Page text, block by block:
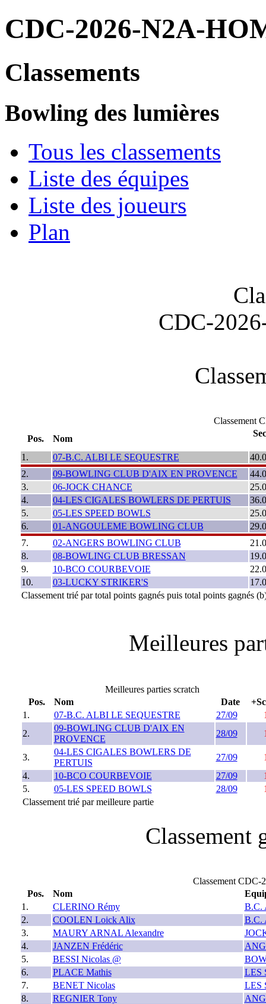
CDC-2026-N2A-
Classements
Bowling des lumières
Tous les classements
Liste des équipes
Liste des joueurs
Plan
CDC-
Classement
Pos.
Nom
1.
07-B.C. ALBI LE SEQUESTRE
40.0
2.
09-BOWLING CLUB D'AIX EN PROVENCE
44.0
3.
06-JOCK CHANCE
25.0
4.
04-LES CIGALES BOWLERS DE PERTUIS
36.0
5.
05-LES SPEED BOWLS
25.0
6.
01-ANGOULEME BOWLING CLUB
29.0
7.
02-ANGERS BOWLING CLUB
21.0
8.
08-BOWLING CLUB BRESSAN
19.0
9.
10-BCO COURBEVOIE
22.0
10.
03-LUCKY STRIKER'S
17.0
Classement trié par total points gagnés puis total points gagnés
Meilleures
Meilleures parties scratch
Pos.
Nom Date
1.
07-B.C. ALBI LE SEQUESTRE 27/09
2.
09-BOWLING CLUB D'AIX EN
PROVENCE
28/09
3.
04-LES CIGALES BOWLERS DE
PERTUIS
27/09
4.
10-BCO COURBEVOIE 27/09
5.
05-LES SPEED BOWLS 28/09
Classement trié par meilleure partie
Classement
Classement
Pos.
Nom
1.
CLERINO Rémy
B.C.
2.
COOLEN Loick Alix
B.C.
3.
MAURY ARNAL Alexandre
4.
JANZEN Frédéric
5.
BESSI Nicolas @
6.
PLACE Mathis
LES
7.
BENET Nicolas
LES
8.
REGNIER Tony